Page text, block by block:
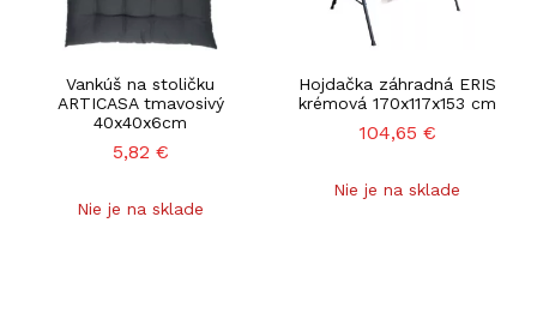
Vankúš na stoličku
ARTICASA tmavosivý
40x40x6cm
5,82 €
Nie je na sklade
Hojdačka záhradná ERIS
krémová 170x117x153 cm
104,65 €
Nie je na sklade